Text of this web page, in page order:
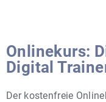
Onlinekurs:
Digital
Der kostenfreie